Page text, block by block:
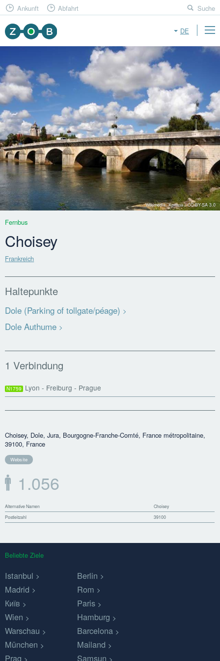
DE
Ankunft Abfahrt Suche
Wikimedia: Хрюша / CC BY-SA 3.0
Fernbus
Choisey
Frankreich
Haltepunkte
Dole (Parking of tollgate/péage)
Dole Authume
1 Verbindung
N1759 Lyon - Freiburg - Prague
Choisey, Dole, Jura, Bourgogne-Franche-Comté, France métropolitaine,
39100, France
Website
1.056
Alternative Namen
Choisey
Postleitzahl
39100
Beliebte Ziele
Istanbul
Berlin
Madrid
Rom
Київ
Paris
Wien
Hamburg
Warschau
Barcelona
München
Mailand
Prag
Samsun